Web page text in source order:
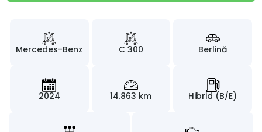
Mercedes-Benz C 300 Berlină
2024 14.863 km Hibrid (B/E)